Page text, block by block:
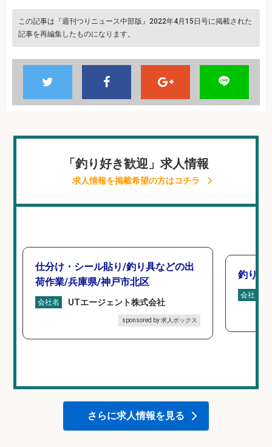
この記事は『週刊つりニュース中部版』2022年4月15日号に掲載された
記事を再編集したものになります。
「釣り好き歓迎」求人情報
求人情報を掲載希望の方はコチラ
仕分け・シール貼り/釣り具などの出
荷作業/兵庫県/神戸市北区
会社名 UTエージェント株式会社
sponsored by 求人ボックス
釣り具
会社名
さらに求人情報を見る